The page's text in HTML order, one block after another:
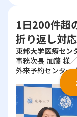
1日200件超
折り返し対
東邦大学医療セン
事務次長 加藤 様
外来予約センター